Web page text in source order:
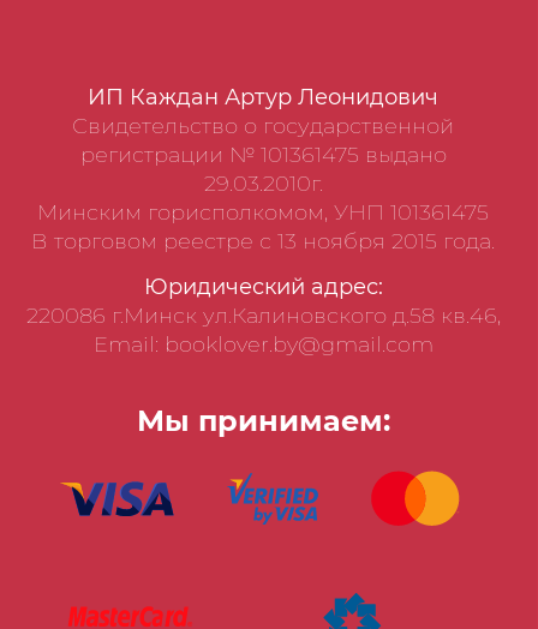
ИП Каждан Артур Леонидович
Свидетельство о государственной
регистрации № 101361475 выдано
29.03.2010г.
Минским горисполкомом, УНП 101361475
В торговом реестре с 13 ноября 2015 года.
Юридический адрес:
220086 г.Минск ул.Калиновского д.58 кв.46,
Email: booklover.by@gmail.com
Мы принимаем: